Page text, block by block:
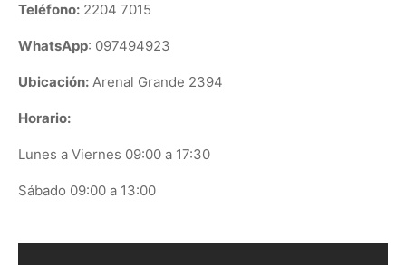
Teléfono: 2204 7015
WhatsApp: 097494923
Ubicación: Arenal Grande 2394
Horario:
Lunes a Viernes 09:00 a 17:30
Sábado 09:00 a 13:00